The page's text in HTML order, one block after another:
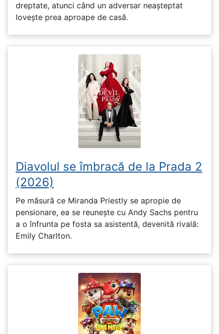
dreptate, atunci când un adversar neașteptat
lovește prea aproape de casă.
Diavolul se îmbracă de la Prada 2
(2026)
Pe măsură ce Miranda Priestly se apropie de
pensionare, ea se reunește cu Andy Sachs pentru
a o înfrunta pe fosta sa asistentă, devenită rivală:
Emily Charlton.